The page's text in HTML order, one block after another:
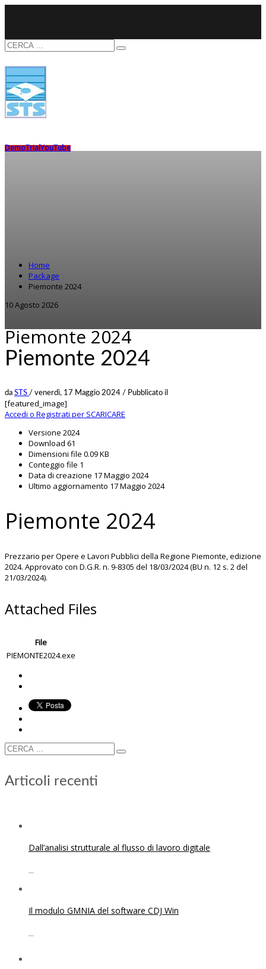
DemoTrialYouTube
Home
Package
Piemonte 2024
10 Agosto 2026
Piemonte 2024
Piemonte 2024
da STS / venerdì, 17 Maggio 2024 / Pubblicato il
[featured_image]
Accedi o Registrati per SCARICARE
Versione 2024
Download 61
Dimensioni file 0.09 KB
Conteggio file 1
Data di creazione 17 Maggio 2024
Ultimo aggiornamento 17 Maggio 2024
Piemonte 2024
Prezzario per Opere e Lavori Pubblici della Regione Piemonte, edizione
2024. Approvato con D.G.R. n. 9-8305 del 18/03/2024 (BU n. 12 s. 2 del
21/03/2024).
Attached Files
File
PIEMONTE2024.exe
Articoli recenti
Dall’analisi strutturale al flusso di lavoro digitale
...
Il modulo GMNIA del software CDJ Win
...